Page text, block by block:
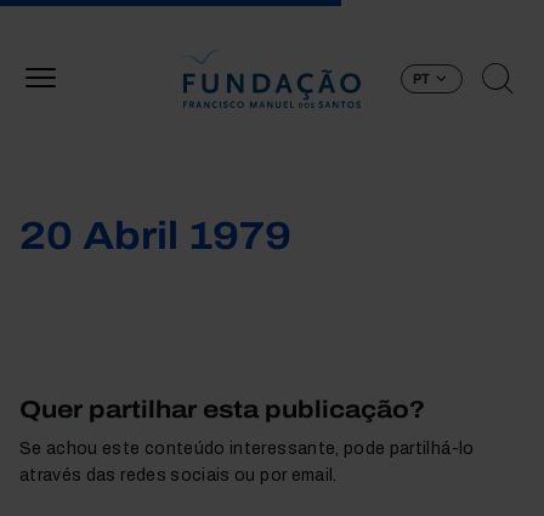
PT
20 Abril 1979
Quer partilhar esta publicação?
Se achou este conteúdo interessante, pode partilhá-lo
através das redes sociais ou por email.